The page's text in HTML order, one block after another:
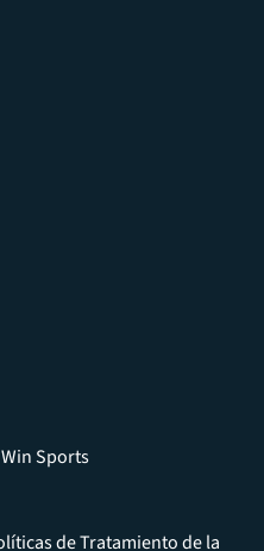
Sports
de Tratamiento de la